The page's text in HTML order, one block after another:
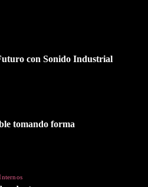
con Sonido Industrial
tomando forma